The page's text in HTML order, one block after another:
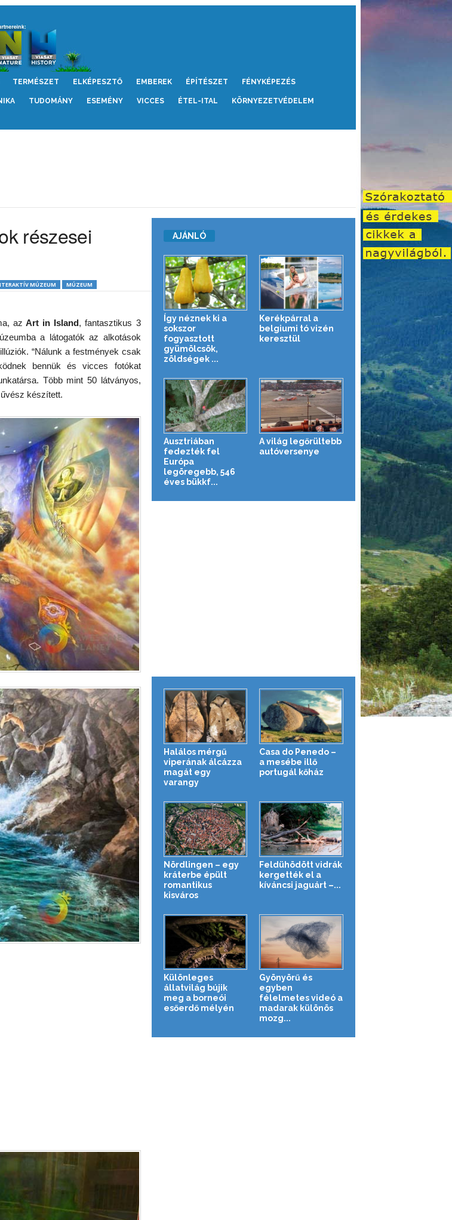
TERMÉSZET ELKÉPESZTŐ EMBEREK ÉPÍTÉSZET FÉNYKÉPEZÉS
TUDOMÁNY ESEMÉNY VICCES ÉTEL-ITAL KÖRNYEZETVÉDELEM
részesei
MÚZEUM MÚZEUM
az Art in Island, fantasztikus 3
a látogatók az alkotások
“Nálunk a festmények csak
bennük és vicces fotókat
Több mint 50 látványos,
készített.
AJÁNLÓ
Így néznek ki a
sokszor
fogyasztott
gyümölcsök,
zöldségek ...
Kerékpárral a
belgiumi tó vizén
keresztül
Ausztriában
fedezték fel
Európa
legöregebb, 546
éves bükkf...
A világ legőrültebb
autóversenye
Halálos mérgű
viperának álcázza
magát egy
varangy
Casa do Penedo –
a mesébe illő
portugál kőház
Nördlingen – egy
kráterbe épült
romantikus
kisváros
Feldühödött vidrák
kergették el a
kíváncsi jaguárt –...
Különleges
állatvilág bújik
meg a borneói
esőerdő mélyén
Gyönyörű és
egyben
félelmetes videó a
madarak különös
mozg...